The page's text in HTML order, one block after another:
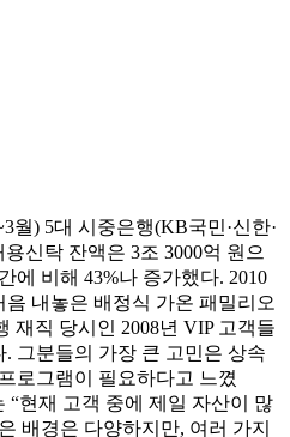
월) 5대 시중은행(KB국민·신한·
신탁 잔액은 3조 3000억 원으
에 비해 43%나 증가했다. 2010
내놓은 배정식 가온 패밀리오
재직 당시인 2008년 VIP 고객들
그분들의 가장 큰 고민은 상속
로그램이 필요하다고 느꼈
“현재 고객 중에 제일 자산이 많
배경은 다양하지만, 여러 가지